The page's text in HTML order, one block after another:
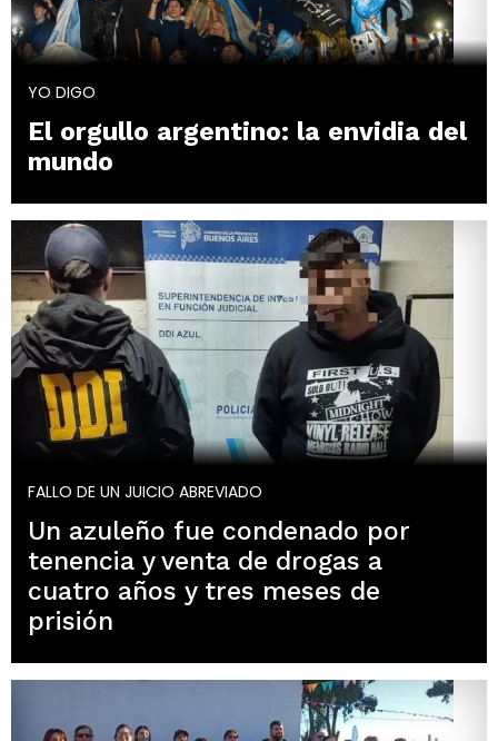
YO DIGO
El orgullo argentino: la envidia del
mundo
FALLO DE UN JUICIO ABREVIADO
Un azuleño fue condenado por
tenencia y venta de drogas a
cuatro años y tres meses de
prisión